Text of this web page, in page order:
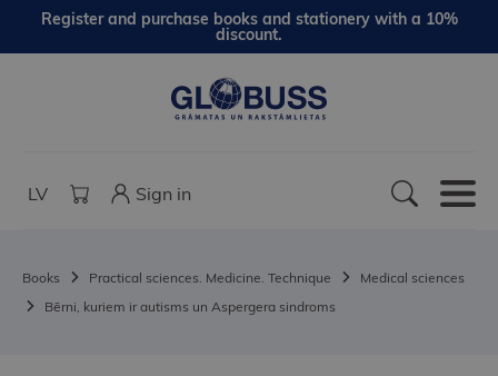
Register and purchase books and stationery with a 10%
discount.
LV Sign in
Books Practical sciences. Medicine. Technique
Medical sciences
Bērni, kuriem ir autisms un Aspergera sindroms